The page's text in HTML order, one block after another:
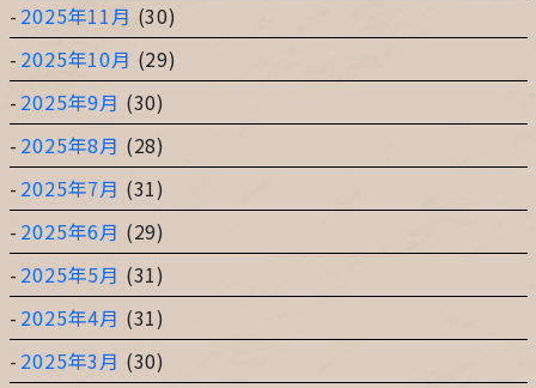
2025年11月 (30)
2025年10月 (29)
2025年9月 (30)
2025年8月 (28)
2025年7月 (31)
2025年6月 (29)
2025年5月 (31)
2025年4月 (31)
2025年3月 (30)